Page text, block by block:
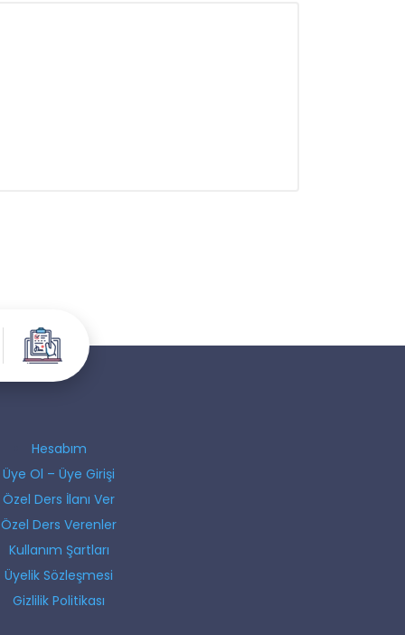
Hesabım
Üye Ol – Üye Girişi
Özel Ders İlanı Ver
Özel Ders Verenler
Kullanım Şartları
Üyelik Sözleşmesi
Gizlilik Politikası